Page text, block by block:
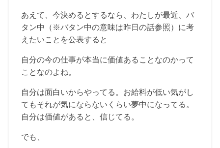
あえて、今決めるとするなら、わたしが最近、バ
タン中（※バタン中の意味は昨日の話参照）に考
えたいことを公表すると
自分の今の仕事が本当に価値あることなのかって
ことなのよね。
自分は面白いからやってる。お給料が低い気がし
てもそれが気にならないくらい夢中になってる。
自分は価値があると、信じてる。
でも、